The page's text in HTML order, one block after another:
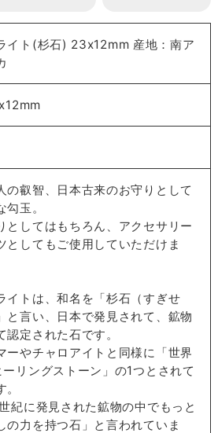
イト(杉石) 23x12mm 産地：南ア
の叡智、日本古来のお守りとして
勾玉。
としてはもちろん、アクセサリー
としてもご使用していただけま
イトは、和名を「杉石（すぎせ
と言い、日本で発見されて、鉱物
認定された石です。
ーやチャロアイトと同様に「世界
リングストーン」の1つとされて
紀に発見された鉱物の中でもっと
の力を持つ石」と言われていま